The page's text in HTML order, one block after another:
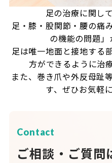
足の治療に関し
足・膝・股関節・腰の痛
の機能の問題」
足は唯一地面と接地する
方ができるように治
また、巻き爪や外反母趾
す、ぜひお気軽
Contact
ご相談・ご質問